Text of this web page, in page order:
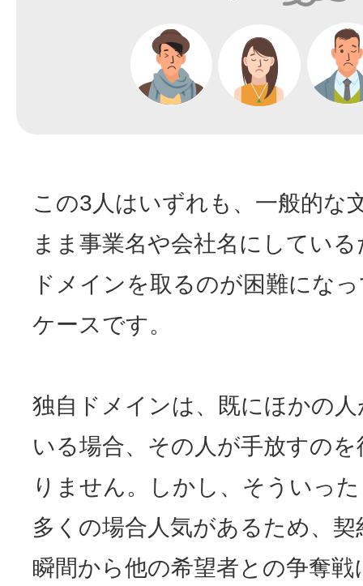
この3人はいずれも、一般的な
まま事業名や会社名にしてい
ドメインを取るのが困難にな
ケースです。
独自ドメインは、既にほかの
いる場合、その人が手放すの
りません。しかし、そういっ
多くの場合人気があるため、
瞬間から他の希望者との争奪戦